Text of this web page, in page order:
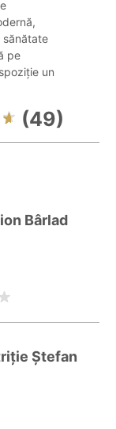
sănătate
pe
un
(49)
Bârlad
Ștefan